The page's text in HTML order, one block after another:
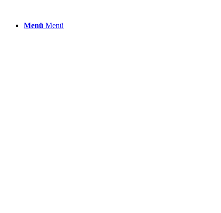
Menü Menü